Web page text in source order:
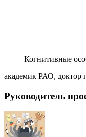
Когнитивные
академик РАО, доктор
Руководитель